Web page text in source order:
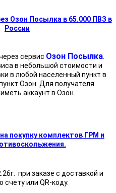
Озон Посылка в 65.000 ПВЗ в
России
сервис Озон Посылка.
в небольшой стоимости и
в любой населенный пункт в
Озон. Для получателя
аккаунт в Озон.
покупку комплектов ГРМ и
при заказе с доставкой и
счету или QR-коду.